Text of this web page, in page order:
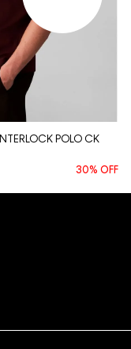
POLO CK
30% OFF